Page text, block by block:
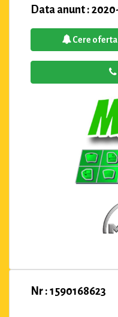
Data anunt :
Cere oferta
Nr : 1590168623